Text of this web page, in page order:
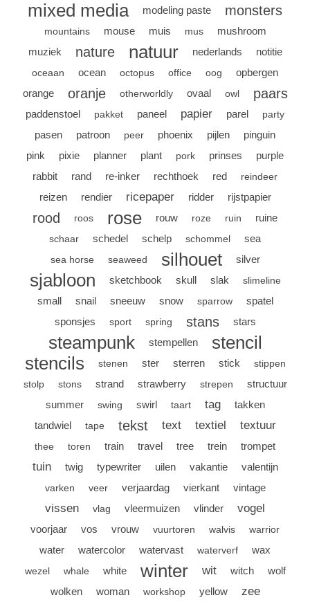
mixed media modeling paste monsters
mountains mouse muis mus
mushroom
muziek
nature natuur nederlands notitie
oceaan ocean octopus office oog
opbergen
orange
oranje otherworldly ovaal owl paars
paddenstoel pakket paneel papier parel party
pasen patroon peer phoenix pijlen
pinguin
pink
pixie planner plant pork prinses
purple
rabbit
rand re-inker rechthoek red reindeer
reizen rendier ricepaper ridder rijstpapier
rood roos rose rouw roze ruin ruine
schaar schedel schelp schommel sea
sea horse seaweed silhouet silver
sjabloon sketchbook skull slak slimeline
small snail sneeuw snow sparrow
spatel
sponsjes
sport spring stans stars
steampunk stempellen
stencil
stencils
stenen ster sterren stick
stippen
stolp
stons strand strawberry strepen
structuur
summer
swing swirl taart tag
takken
tandwiel
tape tekst text textiel textuur
thee toren train travel tree trein trompet
tuin twig typewriter uilen vakantie valentijn
varken veer verjaardag vierkant vintage
vissen vlag vleermuizen vlinder vogel
voorjaar vos vrouw vuurtoren walvis warrior
water watercolor watervast waterverf wax
wezel whale white winter wit witch
wolf
wolken
woman workshop yellow zee